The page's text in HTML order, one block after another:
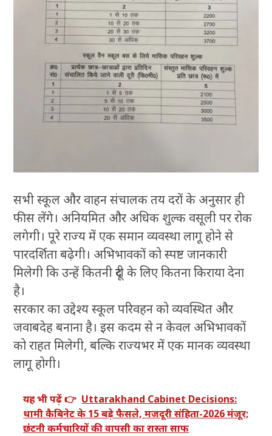
सभी स्कूल और वाहन संचालक तय दरों के अनुसार ही
फीस लेंगे। अनियमित और अधिक शुल्क वसूली पर रोक
लगेगी। पूरे राज्य में एक समान व्यवस्था लागू होने से
पारदर्शिता बढ़ेगी। अभिभावकों को स्पष्ट जानकारी
मिलेगी कि उन्हें कितनी दूरी के लिए कितना किराया देना
है।
सरकार का उद्देश्य स्कूल परिवहन को व्यवस्थित और
जवाबदेह बनाना है। इस कदम से न केवल अभिभावकों
को राहत मिलेगी, बल्कि राज्यभर में एक मानक व्यवस्था
लागू होगी।
यह भी पढ़ें 👉 Uttarakhand Cabinet Decisions:
धामी कैबिनेट के 15 बड़े फैसले, मजदूरी संहिता-2026 मंजूर;
छंटनी कर्मचारियों की वापसी का रास्ता साफ